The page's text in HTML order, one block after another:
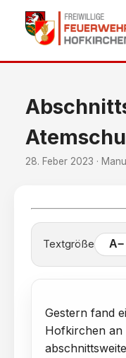
28. Feber 2023 ·
Textgröße A−
Gestern fand
Hofkirchen an